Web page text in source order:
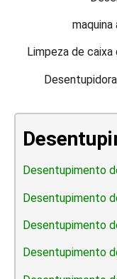
maquina
Limpeza de
Desentupimento
Desentupimento
Desentupimento
Desentupimento